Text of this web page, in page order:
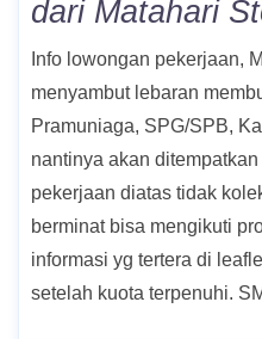
dari Matahari
Info lowongan pekerjaan,
menyambut lebaran
Pramuniaga, SPG/SPB,
nantinya akan
pekerjaan diatas tidak
berminat bisa mengikuti
informasi yg tertera di
setelah kuota terpenuhi.